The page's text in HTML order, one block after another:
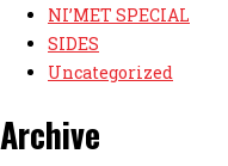
NI’MET SPECIAL
SIDES
Uncategorized
Archive